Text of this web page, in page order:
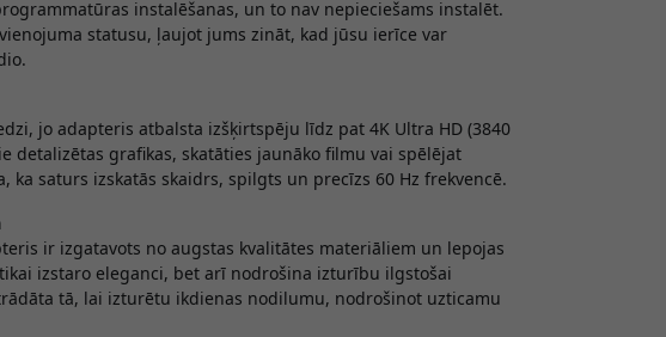
instalēšanas, un to nav nepieciešams instalēt.
statusu, ļaujot jums zināt, kad jūsu ierīce var
jo adapteris atbalsta izšķirtspēju līdz pat 4K Ultra HD (3840
detalizētas grafikas, skatāties jaunāko filmu vai spēlējat
ka saturs izskatās skaidrs, spilgts un precīzs 60 Hz frekvencē.
ir izgatavots no augstas kvalitātes materiāliem un lepojas
izstaro eleganci, bet arī nodrošina izturību ilgstošai
tā, lai izturētu ikdienas nodilumu, nodrošinot uzticamu